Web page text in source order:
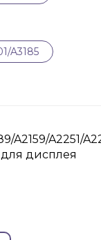
A3185
A2159/A2251/
дисплея